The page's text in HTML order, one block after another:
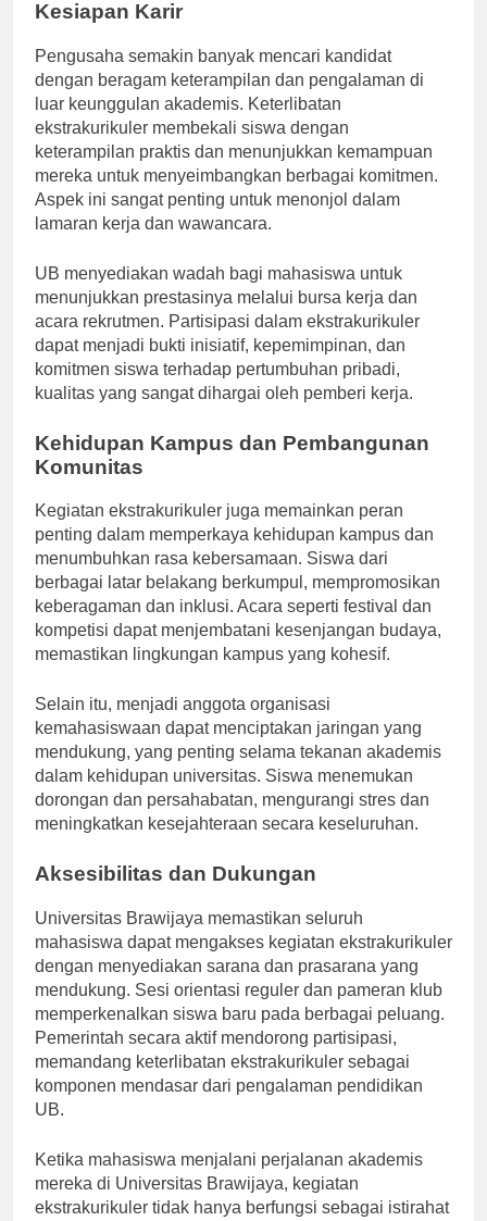
Kesiapan Karir
Pengusaha semakin banyak mencari kandidat
dengan beragam keterampilan dan pengalaman di
luar keunggulan akademis. Keterlibatan
ekstrakurikuler membekali siswa dengan
keterampilan praktis dan menunjukkan kemampuan
mereka untuk menyeimbangkan berbagai komitmen.
Aspek ini sangat penting untuk menonjol dalam
lamaran kerja dan wawancara.
UB menyediakan wadah bagi mahasiswa untuk
menunjukkan prestasinya melalui bursa kerja dan
acara rekrutmen. Partisipasi dalam ekstrakurikuler
dapat menjadi bukti inisiatif, kepemimpinan, dan
komitmen siswa terhadap pertumbuhan pribadi,
kualitas yang sangat dihargai oleh pemberi kerja.
Kehidupan Kampus dan Pembangunan
Komunitas
Kegiatan ekstrakurikuler juga memainkan peran
penting dalam memperkaya kehidupan kampus dan
menumbuhkan rasa kebersamaan. Siswa dari
berbagai latar belakang berkumpul, mempromosikan
keberagaman dan inklusi. Acara seperti festival dan
kompetisi dapat menjembatani kesenjangan budaya,
memastikan lingkungan kampus yang kohesif.
Selain itu, menjadi anggota organisasi
kemahasiswaan dapat menciptakan jaringan yang
mendukung, yang penting selama tekanan akademis
dalam kehidupan universitas. Siswa menemukan
dorongan dan persahabatan, mengurangi stres dan
meningkatkan kesejahteraan secara keseluruhan.
Aksesibilitas dan Dukungan
Universitas Brawijaya memastikan seluruh
mahasiswa dapat mengakses kegiatan ekstrakurikuler
dengan menyediakan sarana dan prasarana yang
mendukung. Sesi orientasi reguler dan pameran klub
memperkenalkan siswa baru pada berbagai peluang.
Pemerintah secara aktif mendorong partisipasi,
memandang keterlibatan ekstrakurikuler sebagai
komponen mendasar dari pengalaman pendidikan
UB.
Ketika mahasiswa menjalani perjalanan akademis
mereka di Universitas Brawijaya, kegiatan
ekstrakurikuler tidak hanya berfungsi sebagai istirahat